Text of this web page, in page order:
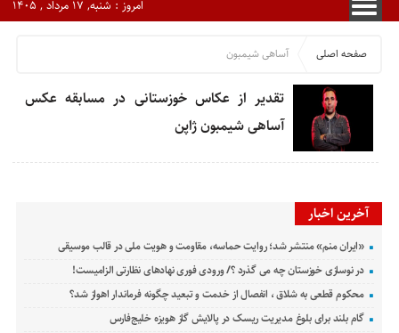
امروز : شنبه, ۱۷ مرداد , ۱۴۰۵
صفحه اصلی آساهی شیمبون
تقدیر از عکاس خوزستانی در مسابقه عکس
آساهی شیمبون ژاپن
آخرین اخبار
«ایران منم» منتشر شد؛ روایت حماسه، مقاومت و هویت ملی در قالب موسیقی
در نوسازی خوزستان چه می گذرد ؟/ ورودی فوری نهادهای نظارتی الزامیست!
محکوم قطعی به شلاق ، انفصال از خدمت و تبعید چگونه فرماندار اهواز شد؟
گام بلند برای بلوغ مدیریت ریسک در پالایش گاز هویزه خلیج‌فارس